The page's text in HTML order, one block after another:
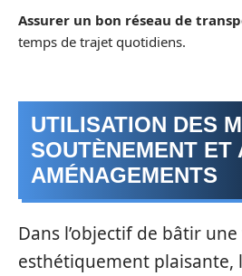
Assurer un bon réseau de
temps de trajet quotidiens.
UTILISATION DES
SOUTÈNEMENT ET
AMÉNAGEMENTS
Dans l’objectif de bâtir
esthétiquement plaisante,